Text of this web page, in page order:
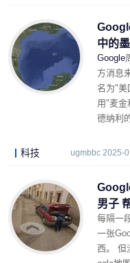
中的
Google
方消息
名为"美
用"麦金
德纳利
科技 ugmbbc 2025-
男子
每隔一
一张
西。 但